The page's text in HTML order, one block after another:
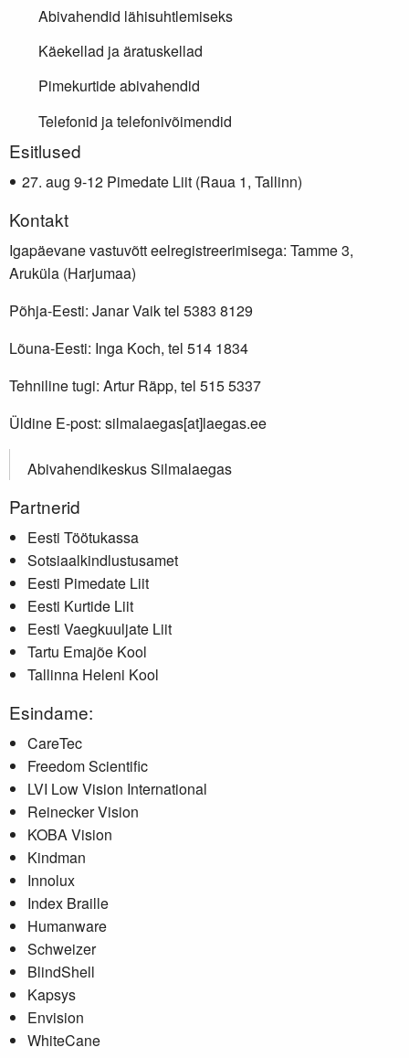
Abivahendid lähisuhtlemiseks
Käekellad ja äratuskellad
Pimekurtide abivahendid
Telefonid ja telefonivõimendid
Lisainfo
Esitlused
aug 9-12 Pimedate Liit (Raua 1, Tallinn)
Kontakt
Igapäevane vastuvõtt eelregistreerimisega: Tamme 3,
Aruküla (Harjumaa)
Põhja-Eesti: Janar Vaik tel 5383 8129
Lõuna-Eesti: Inga Koch, tel 514 1834
Tehniline tugi: Artur Räpp, tel 515 5337
Üldine E-post: silmalaegas[at]laegas.ee
Abivahendikeskus Silmalaegas
Partnerid
Eesti Töötukassa
Sotsiaalkindlustusamet
Eesti Pimedate Liit
Eesti Kurtide Liit
Eesti Vaegkuuljate Liit
Tartu Emajõe Kool
Tallinna Heleni Kool
Esindame:
CareTec
Freedom Scientific
LVI Low Vision International
Reinecker Vision
KOBA Vision
Kindman
Innolux
Index Braille
Humanware
Schweizer
BlindShell
Kapsys
Envision
WhiteCane